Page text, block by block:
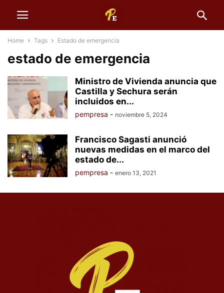
Home Tags Estado de emergencia
estado de emergencia
Ministro de Vivienda anuncia que
Castilla y Sechura serán
incluidos en...
pempresa - noviembre 5, 2024
Francisco Sagasti anunció
nuevas medidas en el marco del
estado de...
pempresa - enero 13, 2021